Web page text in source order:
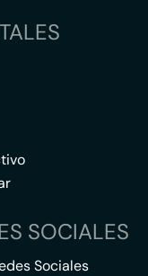
SOCIALES
Sociales